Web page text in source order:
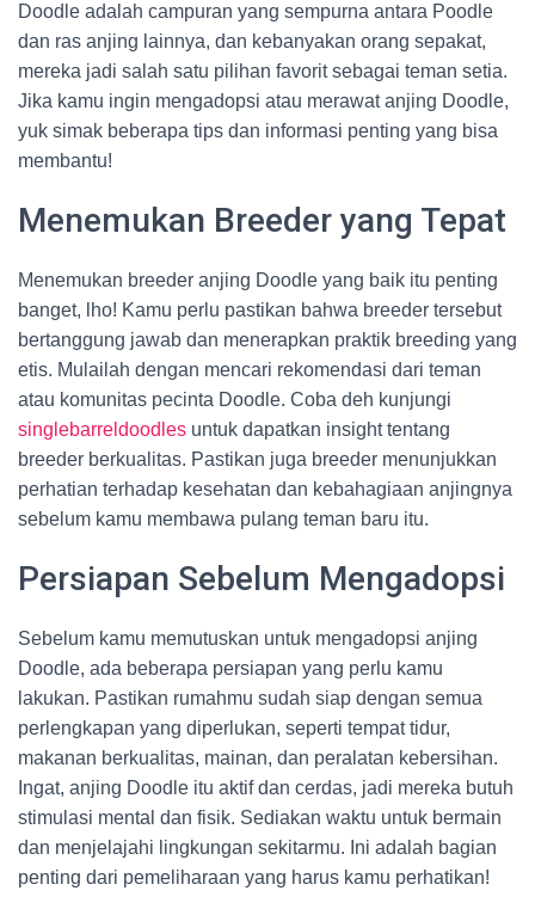
Doodle adalah campuran yang sempurna antara Poodle
dan ras anjing lainnya, dan kebanyakan orang sepakat,
mereka jadi salah satu pilihan favorit sebagai teman setia.
Jika kamu ingin mengadopsi atau merawat anjing Doodle,
yuk simak beberapa tips dan informasi penting yang bisa
membantu!
Menemukan Breeder yang Tepat
Menemukan breeder anjing Doodle yang baik itu penting
banget, lho! Kamu perlu pastikan bahwa breeder tersebut
bertanggung jawab dan menerapkan praktik breeding yang
etis. Mulailah dengan mencari rekomendasi dari teman
atau komunitas pecinta Doodle. Coba deh kunjungi
singlebarreldoodles untuk dapatkan insight tentang
breeder berkualitas. Pastikan juga breeder menunjukkan
perhatian terhadap kesehatan dan kebahagiaan anjingnya
sebelum kamu membawa pulang teman baru itu.
Persiapan Sebelum Mengadopsi
Sebelum kamu memutuskan untuk mengadopsi anjing
Doodle, ada beberapa persiapan yang perlu kamu
lakukan. Pastikan rumahmu sudah siap dengan semua
perlengkapan yang diperlukan, seperti tempat tidur,
makanan berkualitas, mainan, dan peralatan kebersihan.
Ingat, anjing Doodle itu aktif dan cerdas, jadi mereka butuh
stimulasi mental dan fisik. Sediakan waktu untuk bermain
dan menjelajahi lingkungan sekitarmu. Ini adalah bagian
penting dari pemeliharaan yang harus kamu perhatikan!